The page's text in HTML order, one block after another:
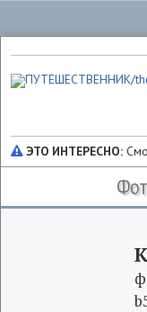
ЭТО ИНТЕРЕСНО:
К